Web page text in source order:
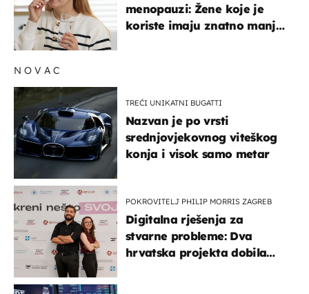
menopauzi: Žene koje je
koriste imaju znatno manji
NOVAC
TREĆI UNIKATNI BUGATTI
Nazvan je po vrsti
srednjovjekovnog viteškog
konja i visok samo metar
POKROVITELJ PHILIP MORRIS ZAGREB
Digitalna rješenja za
stvarne probleme: Dva
hrvatska projekta dobila